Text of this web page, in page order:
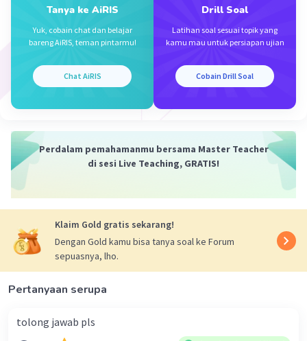
Tanya ke AiRIS
Yuk, cobain chat dan belajar
bareng AiRIS, teman pintarmu!
Chat AiRIS
Drill Soal
Latihan soal sesuai topik yang
kamu mau untuk persiapan ujian
Cobain Drill Soal
Perdalam pemahamanmu bersama Master Teacher
di sesi Live Teaching, GRATIS!
Klaim Gold gratis sekarang!
Dengan Gold kamu bisa tanya soal ke Forum
sepuasnya, lho.
Pertanyaan serupa
tolong jawab pls